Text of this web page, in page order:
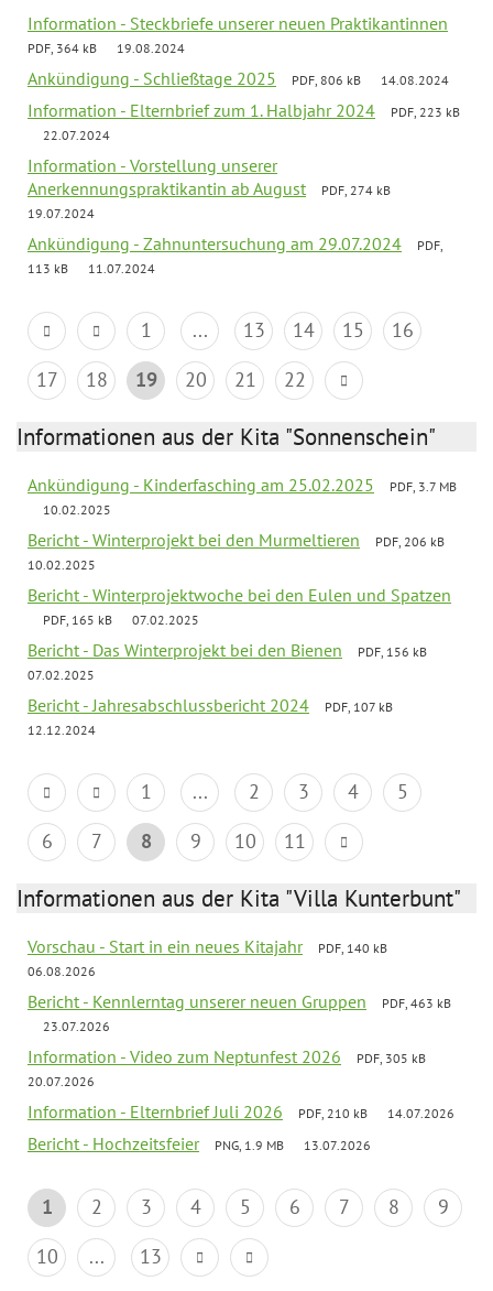
Information - Steckbriefe unserer neuen Praktikantinnen
PDF, 364 kB 19.08.2024
Ankündigung - Schließtage 2025 PDF, 806 kB 14.08.2024
Information - Elternbrief zum 1. Halbjahr 2024
PDF, 223 kB
22.07.2024
Information - Vorstellung unserer
Anerkennungspraktikantin ab August
PDF, 274 kB
19.07.2024
Ankündigung - Zahnuntersuchung am 29.07.2024
PDF,
113 kB
11.07.2024
1 ... 13 14 15
16
17
18 19 20 21 22
Informationen aus der Kita "Sonnenschein"
Ankündigung - Kinderfasching am 25.02.2025
PDF, 3.7 MB
10.02.2025
Bericht - Winterprojekt bei den Murmeltieren
PDF, 206 kB
10.02.2025
Bericht - Winterprojektwoche bei den Eulen und Spatzen
PDF, 165 kB 07.02.2025
Bericht - Das Winterprojekt bei den Bienen
PDF, 156 kB
07.02.2025
Bericht - Jahresabschlussbericht 2024
PDF, 107 kB
12.12.2024
1 ... 2 3 4
5
6
7 8 9 10 11
Informationen aus der Kita "Villa Kunterbunt"
Vorschau - Start in ein neues Kitajahr
PDF, 140 kB
06.08.2026
Bericht - Kennlerntag unserer neuen Gruppen
PDF, 463 kB
23.07.2026
Information - Video zum Neptunfest 2026
PDF, 305 kB
20.07.2026
Information - Elternbrief Juli 2026 PDF, 210 kB 14.07.2026
Bericht - Hochzeitsfeier PNG, 1.9 MB 13.07.2026
1 2 3 4 5 6 7 8
9
10
... 13